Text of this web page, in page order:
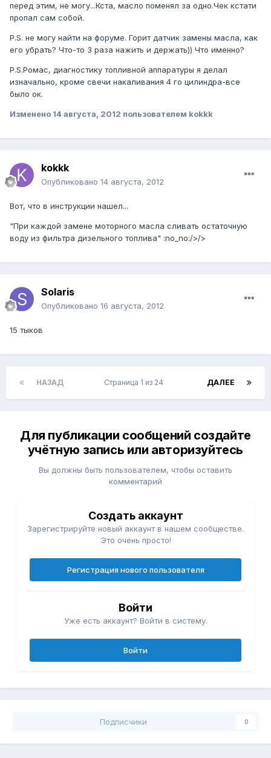
перед этим, не могу...Кста, масло поменял за одно.Чек кстати
пропал сам собой.
P.S. не могу найти на форуме. Горит датчик замены масла, как
его убрать? Что-то 3 раза нажить и держать)) Что именно?
P.S.Ромас, диагностику топливной аппаратуры я делал
изначально, кроме свечи накаливания 4 го цилиндра-все
было ок.
Изменено 14 августа, 2012 пользователем kokkk
kokkk
Опубликовано 14 августа, 2012
Вот, что в инструкции нашел...
"При каждой замене моторного масла сливать остаточную
воду из фильтра дизельного топлива" :no_no:/>/>
Solaris
Опубликовано 16 августа, 2012
15 тыков
НАЗАД ДАЛЕЕ
Страница 1 из 24
Для публикации сообщений создайте
учётную запись или авторизуйтесь
Вы должны быть пользователем, чтобы оставить
комментарий
Создать аккаунт
Зарегистрируйте новый аккаунт в нашем сообществе.
Это очень просто!
Регистрация нового пользователя
Войти
Уже есть аккаунт? Войти в систему.
Войти
Подписчики 0